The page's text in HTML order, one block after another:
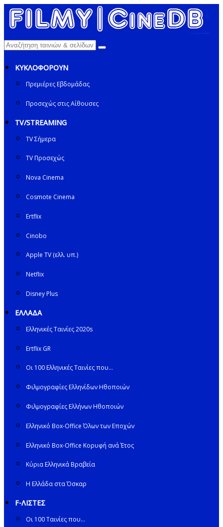
ΚΥΚΛΟΦΟΡΟΥΝ
Πρεμιέρες Εβδομάδας
Προσεχώς στις Αίθουσες
TV/STREAMING
TV Σήμερα
TV Προσεχώς
Nova Cinema
Cosmote Cinema
Ertflix
Cinobo
Apple TV (ελλ. υπ.)
Netflix
Disney Plus
ΕΛΛΑΔΑ
Ελληνικές Ταινίες 2020s
Ertflix GR
Οι 100 Ελληνικές Ταινίες που…
Φιλμογραφίες Ελληνίδων Ηθοποιών
Φιλμογραφίες Ελλήνων Ηθοποιών
Ελληνικό Box-Office Όλων των Εποχών
Ελληνικό Box-Office Κορυφή ανά Έτος
Κύρια Ελληνικά Βραβεία
Η Ελλάδα στα Όσκαρ
F-ΛΙΣΤΕΣ
Οι 100 Ταινίες που…